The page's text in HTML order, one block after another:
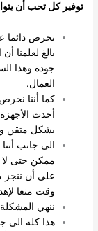
توفير كل تحب أن
نحرص دائما
بالغ لعلمنا
جودة وهذا
العمال.
كما أننا
أحدث
بشكل متقن و
الى جانب
ممكن حتى لا
علي أن ننجز
وقت منعا
ننهي
هذا كله الى